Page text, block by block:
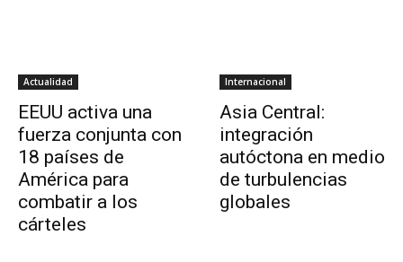
Actualidad
EEUU activa una
fuerza conjunta con
18 países de
América para
combatir a los
cárteles
Internacional
Asia Central:
integración
autóctona en medio
de turbulencias
globales